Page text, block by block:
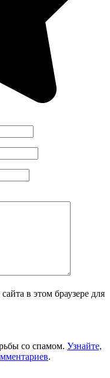
в этом браузере для
со спамом. Узнайте,
.